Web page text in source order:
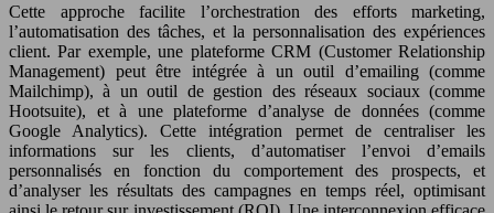
Cette approche facilite l’orchestration des efforts marketing,
l’automatisation des tâches, et la personnalisation des expériences
client. Par exemple, une plateforme CRM (Customer Relationship
Management) peut être intégrée à un outil d’emailing (comme
Mailchimp), à un outil de gestion des réseaux sociaux (comme
Hootsuite), et à une plateforme d’analyse de données (comme
Google Analytics). Cette intégration permet de centraliser les
informations sur les clients, d’automatiser l’envoi d’emails
personnalisés en fonction du comportement des prospects, et
d’analyser les résultats des campagnes en temps réel, optimisant